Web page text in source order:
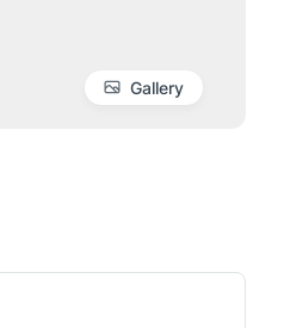
Gallery